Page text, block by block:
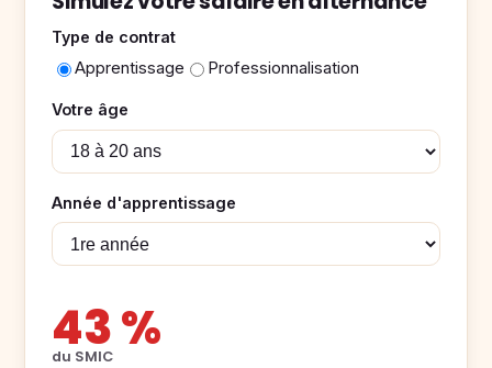
Type de contrat
Apprentissage Professionnalisation
Votre âge
Année d'apprentissage
43 %
du SMIC